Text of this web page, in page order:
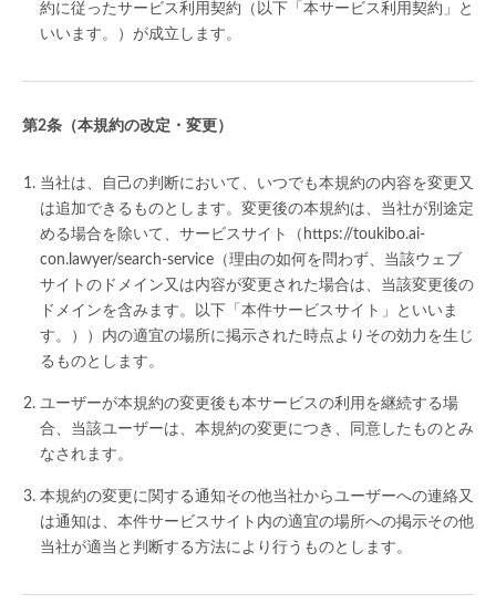
約に従ったサービス利用契約（以下「本サービス利用契約」と
いいます。）が成立します。
（本規約の改定・変更）
当社は、自己の判断において、いつでも本規約の内容を変更又
は追加できるものとします。変更後の本規約は、当社が別途定
める場合を除いて、サービスサイト（https://toukibo.ai-
con.lawyer/search-service（理由の如何を問わず、当該ウェブ
サイトのドメイン又は内容が変更された場合は、当該変更後の
ドメインを含みます。以下「本件サービスサイト」といいま
す。））内の適宜の場所に掲示された時点よりその効力を生じ
るものとします。
ユーザーが本規約の変更後も本サービスの利用を継続する場
合、当該ユーザーは、本規約の変更につき、同意したものとみ
なされます。
本規約の変更に関する通知その他当社からユーザーへの連絡又
は通知は、本件サービスサイト内の適宜の場所への掲示その他
当社が適当と判断する方法により行うものとします。